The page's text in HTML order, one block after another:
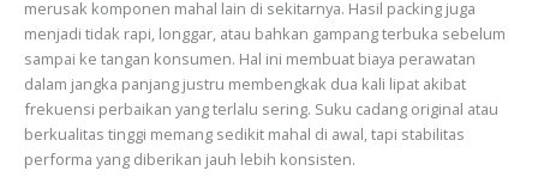
merusak komponen mahal lain di sekitarnya. Hasil packing juga
menjadi tidak rapi, longgar, atau bahkan gampang terbuka sebelum
sampai ke tangan konsumen. Hal ini membuat biaya perawatan
dalam jangka panjang justru membengkak dua kali lipat akibat
frekuensi perbaikan yang terlalu sering. Suku cadang original atau
berkualitas tinggi memang sedikit mahal di awal, tapi stabilitas
performa yang diberikan jauh lebih konsisten.